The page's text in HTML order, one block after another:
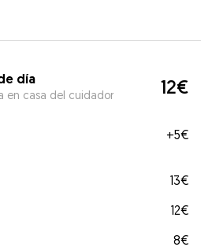
día
en casa del cuidador 12€
+5€
13€
12€
8€